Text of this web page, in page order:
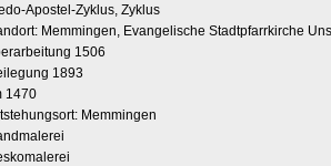
Apostel-Zyklus, Zyklus
Memmingen, Evangelische Stadtpfarrkirche
1506
1893
1470
Memmingen